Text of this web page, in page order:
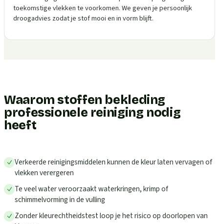
toekomstige vlekken te voorkomen. We geven je persoonlijk
droogadvies zodat je stof mooi en in vorm blijft.
Waarom stoffen bekleding
professionele reiniging nodig
heeft
Verkeerde reinigingsmiddelen kunnen de kleur laten vervagen of
vlekken verergeren
Te veel water veroorzaakt waterkringen, krimp of
schimmelvorming in de vulling
Zonder kleurechtheidstest loop je het risico op doorlopen van